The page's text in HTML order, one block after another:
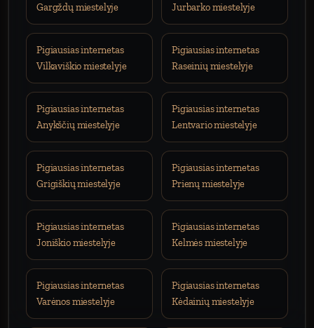
Gargždų miestelyje
Jurbarko miestelyje
Pigiausias internetas
Vilkaviškio miestelyje
Pigiausias internetas
Raseinių miestelyje
Pigiausias internetas
Anykščių miestelyje
Pigiausias internetas
Lentvario miestelyje
Pigiausias internetas
Grigiškių miestelyje
Pigiausias internetas
Prienų miestelyje
Pigiausias internetas
Joniškio miestelyje
Pigiausias internetas
Kelmės miestelyje
Pigiausias internetas
Varėnos miestelyje
Pigiausias internetas
Kėdainių miestelyje